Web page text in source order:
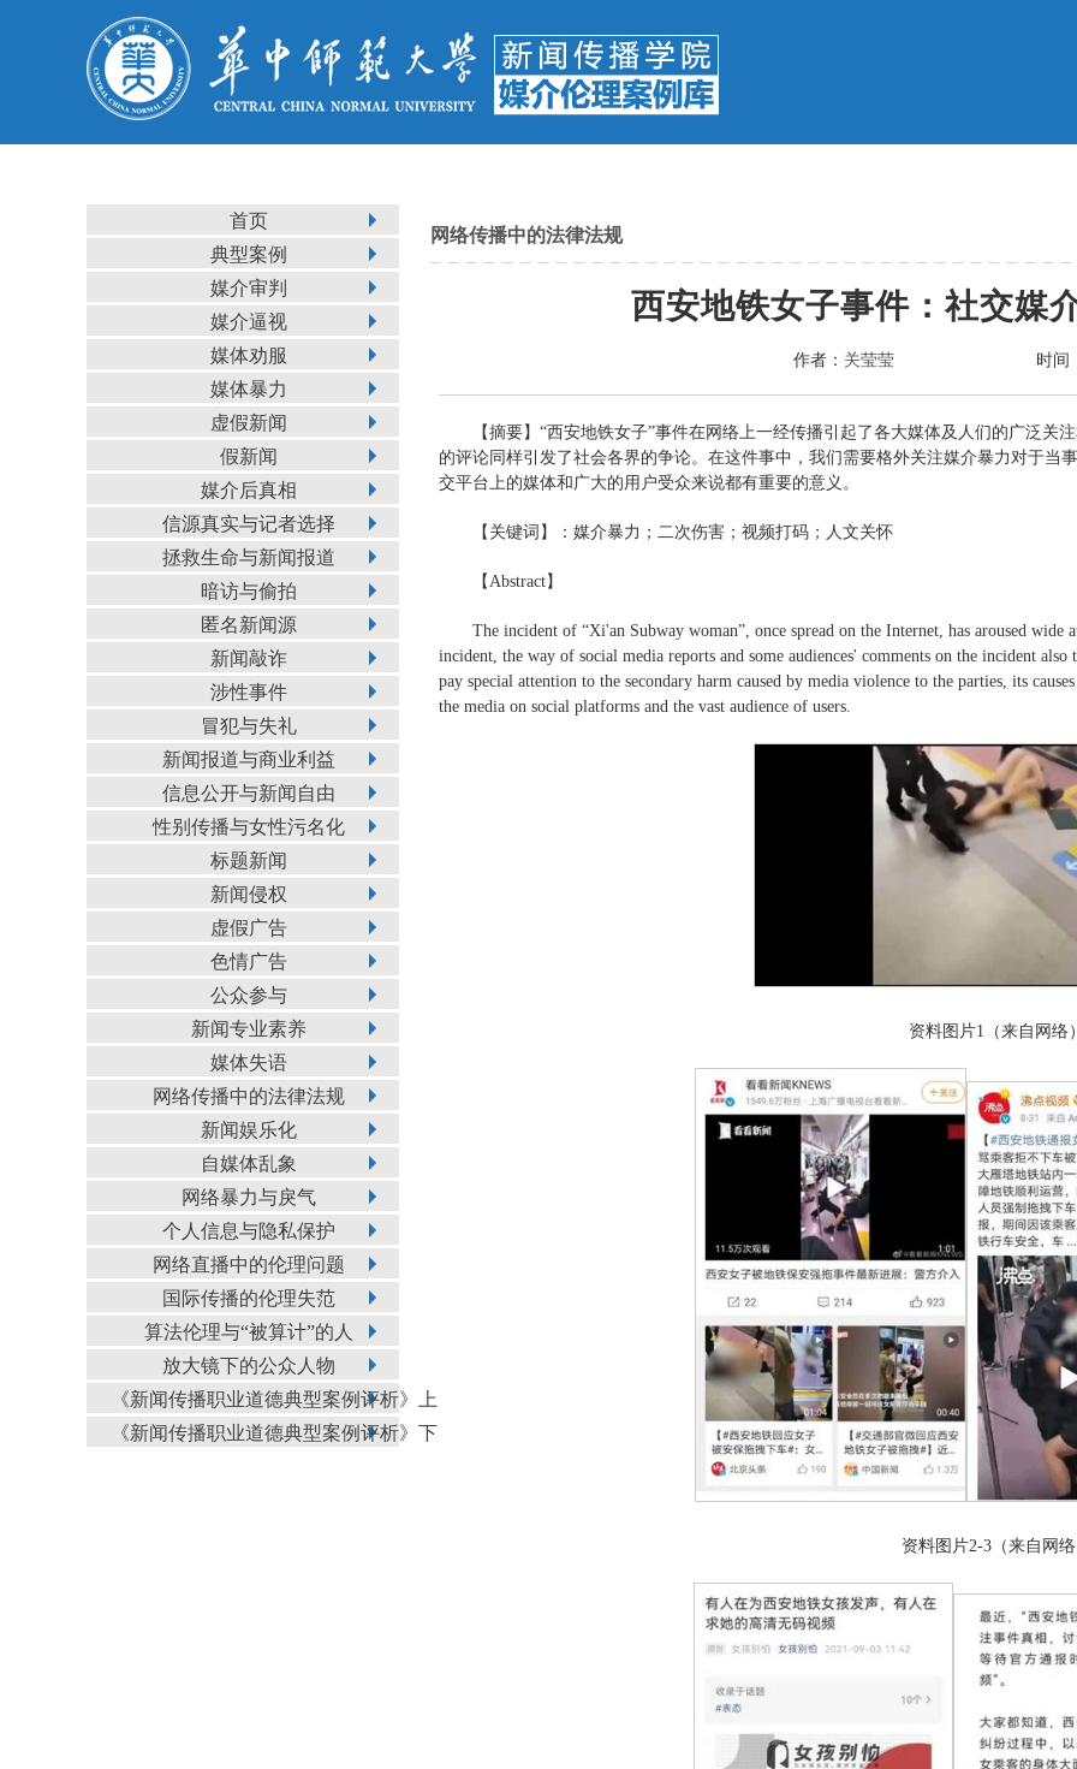
首页
典型案例
媒介审判
媒介逼视
媒体劝服
媒体暴力
虚假新闻
假新闻
媒介后真相
信源真实与记者选择
拯救生命与新闻报道
暗访与偷拍
匿名新闻源
新闻敲诈
涉性事件
冒犯与失礼
新闻报道与商业利益
信息公开与新闻自由
性别传播与女性污名化
标题新闻
新闻侵权
虚假广告
色情广告
公众参与
新闻专业素养
媒体失语
网络传播中的法律法规
新闻娱乐化
自媒体乱象
网络暴力与戾气
个人信息与隐私保护
网络直播中的伦理问题
国际传播的伦理失范
算法伦理与“被算计”的人
放大镜下的公众人物
《新闻传播职业道德典型案例评析》上
《新闻传播职业道德典型案例评析》下
网络传播中的法律法规
西安地铁女子事件：社交媒
作者： 关莹莹 时间
【摘要】 “西安地铁女子”事件在网络上一经传播引起了各大媒体及人们的广泛关
的评论同样引发了社会各界的争论。在这件事中，我们需要格外关注媒介暴力对于当
交平台上的媒体和广大的用户受众来说都有重要的意义。
【关键词】 ：媒介暴力；二次伤害；视频打码；人文关怀
【Abstract】
The incident of “Xi'an Subway woman”, once spread on the Internet, has aroused
incident, the way of social media reports and some audiences' comments on the incident
pay special attention to the secondary harm caused by media violence to the parties, its
the media on social platforms and the vast audience of users.
资料图片1（来自网络
资料图片2-3（来自网